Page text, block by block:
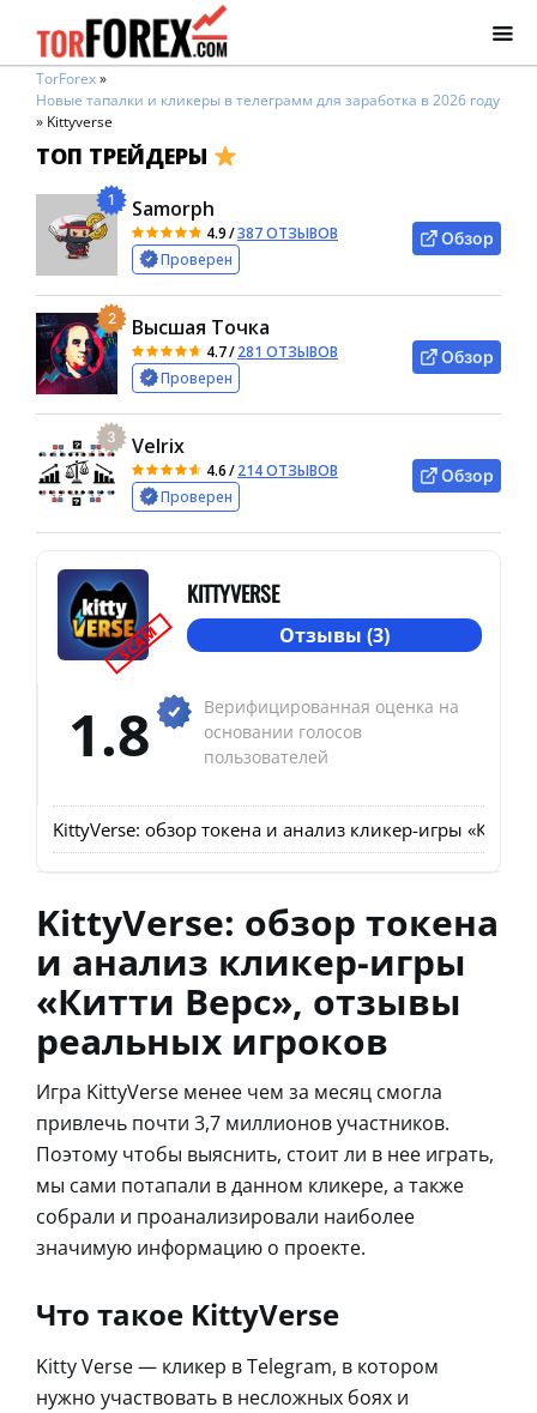
TorForex»
Новые тапалки и кликеры в телеграмм для заработка в 2026 году
» Kittyverse
ТОП ТРЕЙДЕРЫ
1 Samorph
4.9/387 ОТЗЫВОВ
Проверен
Обзор
2 Высшая Точка
4.7/281 ОТЗЫВОВ
Проверен
Обзор
3 Velrix
4.6/214 ОТЗЫВОВ
Проверен
Обзор
SCAM
KITTYVERSE
Отзывы (3)
1.8
Верифицированная оценка на
основании голосов
пользователей
KittyVerse: обзор токена и анализ кликер-игры
KittyVerse: обзор токена
и анализ кликер-игры
«Китти Верс», отзывы
реальных игроков
Игра KittyVerse менее чем за месяц смогла
привлечь почти 3,7 миллионов участников.
Поэтому чтобы выяснить, стоит ли в нее играть,
мы сами потапали в данном кликере, а также
собрали и проанализировали наиболее
значимую информацию о проекте.
Что такое KittyVerse
Kitty Verse — кликер в Telegram, в котором
нужно участвовать в несложных боях и